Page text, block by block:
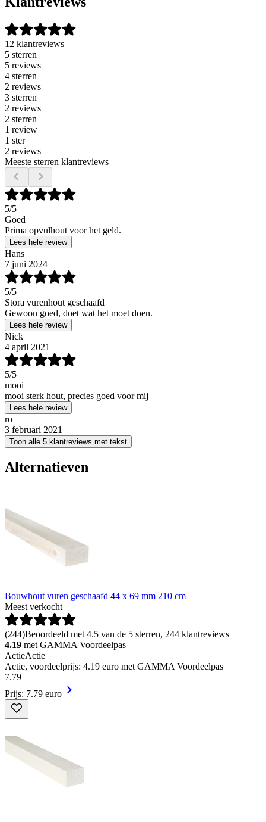
12 klantreviews
5 sterren
5 reviews
4 sterren
2 reviews
3 sterren
2 reviews
2 sterren
1 review
1 ster
2 reviews
Meeste sterren klantreviews
5/5
Goed
Prima opvulhout voor het geld.
Lees hele review
Hans
7 juni 2024
5/5
Stora vurenhout geschaafd
Gewoon goed, doet wat het moet doen.
Lees hele review
Nick
4 april 2021
5/5
mooi
mooi sterk hout, precies goed voor mij
Lees hele review
ro
3 februari 2021
Toon alle 5 klantreviews met tekst
Alternatieven
Bouwhout vuren geschaafd 44 x 69 mm 210 cm
Meest verkocht
(244)Beoordeeld met 4.5 van de 5 sterren, 244 klantreviews
4.19 met GAMMA Voordeelpas
ActieActie
Actie, voordeelprijs: 4.19 euro met GAMMA Voordeelpas
7.79
Prijs: 7.79 euro